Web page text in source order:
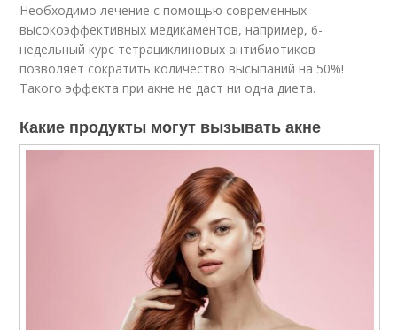
Необходимо лечение с помощью современных
высокоэффективных медикаментов, например, 6-
недельный курс тетрациклиновых антибиотиков
позволяет сократить количество высыпаний на 50%!
Такого эффекта при акне не даст ни одна диета.
Какие продукты могут вызывать акне